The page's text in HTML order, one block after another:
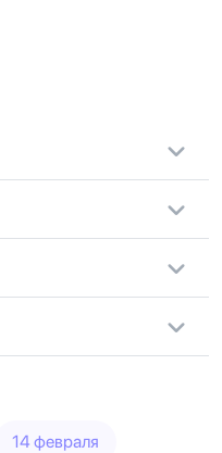
14 февраля